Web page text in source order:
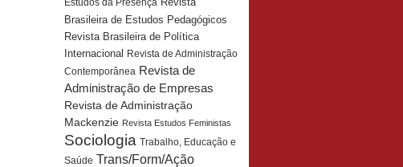
Estudos da Presença
Brasileira de Estudos Pedagógicos
Revista Brasileira de Política
Internacional Revista de Administração
Contemporânea Revista de
Administração de Empresas
Revista de Administração
Mackenzie Revista Estudos Feministas
Sociologia Trabalho, Educação e
Saúde Trans/Form/Ação